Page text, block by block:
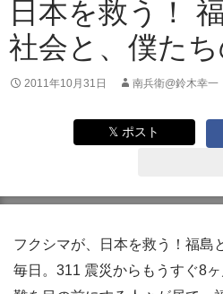
日本を救う！
社会と、僕たち
2011年10月31日 南兵衛@鈴木幸一
𝕏 ポスト
フクシマが、日本を救う！福島
毎日。311 震災からもうすぐ8